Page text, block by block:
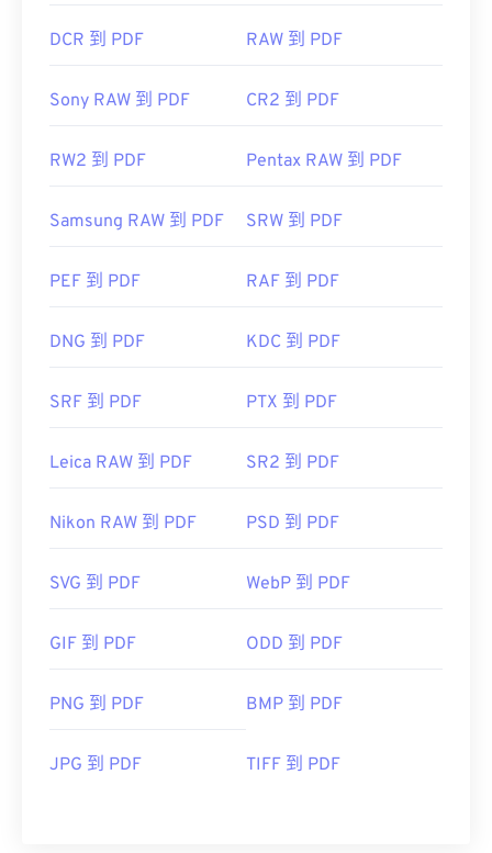
DCR 到 PDF RAW 到 PDF
Sony RAW 到 PDF CR2 到 PDF
RW2 到 PDF Pentax RAW 到 PDF
Samsung RAW 到 PDF SRW 到 PDF
PEF 到 PDF RAF 到 PDF
DNG 到 PDF KDC 到 PDF
SRF 到 PDF PTX 到 PDF
Leica RAW 到 PDF SR2 到 PDF
Nikon RAW 到 PDF PSD 到 PDF
SVG 到 PDF WebP 到 PDF
GIF 到 PDF ODD 到 PDF
PNG 到 PDF BMP 到 PDF
JPG 到 PDF TIFF 到 PDF